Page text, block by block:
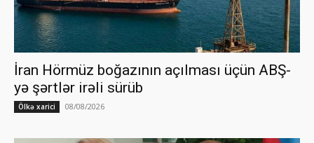
İran Hörmüz boğazının açılması üçün ABŞ-
yə şərtlər irəli sürüb
Ölkə xarici 08/08/2026